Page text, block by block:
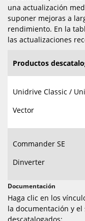
una actualización
suponer mejoras a
rendimiento. En la
las actualizaciones
Productos
Unidrive Classic /
Vector
Commander SE
Dinverter
Documentación
Haga clic en los
la documentación y